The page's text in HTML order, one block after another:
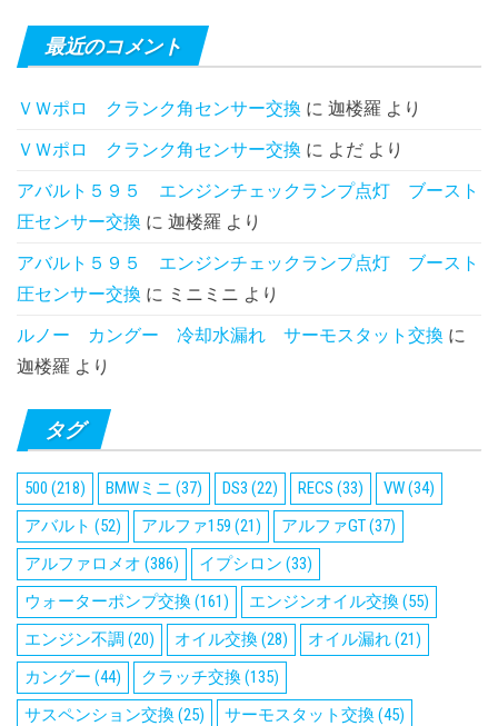
最近のコメント
ＶＷポロ クランク角センサー交換 に 迦楼羅 より
ＶＷポロ クランク角センサー交換 に よだ より
アバルト５９５ エンジンチェックランプ点灯 ブースト
圧センサー交換 に 迦楼羅 より
アバルト５９５ エンジンチェックランプ点灯 ブースト
圧センサー交換 に ミニミニ より
ルノー カングー 冷却水漏れ サーモスタット交換 に
迦楼羅 より
タグ
500 (218) BMWミニ (37) DS3 (22) RECS (33) VW(34)
アバルト (52) アルファ159 (21) アルファGT(37)
アルファロメオ (386) イプシロン (33)
ウォーターポンプ交換(161) エンジンオイル交換(55)
エンジン不調 (20) オイル交換(28) オイル漏れ(21)
カングー (44) クラッチ交換(135)
サスペンション交換(25) サーモスタット交換(45)